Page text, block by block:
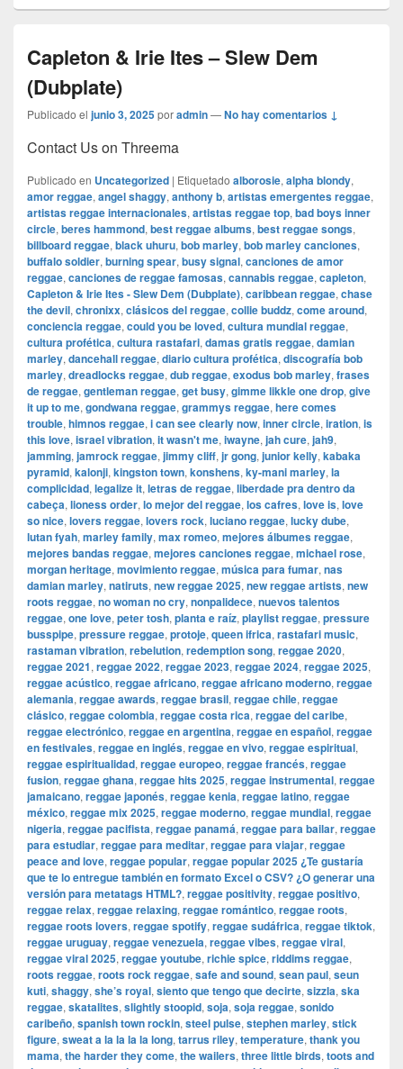
Capleton & Irie Ites – Slew Dem
(Dubplate)
Publicado el junio 3, 2025poradmin—No hay comentarios ↓
Contact Us on Threema
Publicado en Uncategorized | Etiquetado alborosie, alpha blondy,
amor reggae, angel shaggy, anthony b, artistas emergentes reggae,
artistas reggae internacionales, artistas reggae top, bad boys inner
circle, beres hammond, best reggae albums, best reggae songs,
billboard reggae, black uhuru, bob marley, bob marley canciones,
buffalo soldier, burning spear, busy signal, canciones de amor
reggae, canciones de reggae famosas, cannabis reggae, capleton,
Capleton & Irie Ites - Slew Dem (Dubplate), caribbean reggae, chase
the devil, chronixx, clásicos del reggae, collie buddz, come around,
conciencia reggae, could you be loved, cultura mundial reggae,
cultura profética, cultura rastafari, damas gratis reggae, damian
marley, dancehall reggae, diario cultura profética, discografía bob
marley, dreadlocks reggae, dub reggae, exodus bob marley, frases
de reggae, gentleman reggae, get busy, gimme likkle one drop, give
it up to me, gondwana reggae, grammys reggae, here comes
trouble, himnos reggae, i can see clearly now, inner circle, iration, is
this love, israel vibration, it wasn't me, iwayne, jah cure, jah9,
jamming, jamrock reggae, jimmy cliff, jr gong, junior kelly, kabaka
pyramid, kalonji, kingston town, konshens, ky-mani marley, la
complicidad, legalize it, letras de reggae, liberdade pra dentro da
cabeça, lioness order, lo mejor del reggae, los cafres, love is, love
so nice, lovers reggae, lovers rock, luciano reggae, lucky dube,
lutan fyah, marley family, max romeo, mejores álbumes reggae,
mejores bandas reggae, mejores canciones reggae, michael rose,
morgan heritage, movimiento reggae, música para fumar, nas
damian marley, natiruts, new reggae 2025, new reggae artists, new
roots reggae, no woman no cry, nonpalidece, nuevos talentos
reggae, one love, peter tosh, planta e raíz, playlist reggae, pressure
busspipe, pressure reggae, protoje, queen ifrica, rastafari music,
rastaman vibration, rebelution, redemption song, reggae 2020,
reggae 2021, reggae 2022, reggae 2023, reggae 2024, reggae 2025,
reggae acústico, reggae africano, reggae africano moderno, reggae
alemania, reggae awards, reggae brasil, reggae chile, reggae
clásico, reggae colombia, reggae costa rica, reggae del caribe,
reggae electrónico, reggae en argentina, reggae en español, reggae
en festivales, reggae en inglés, reggae en vivo, reggae espiritual,
reggae espiritualidad, reggae europeo, reggae francés, reggae
fusion, reggae ghana, reggae hits 2025, reggae instrumental, reggae
jamaicano, reggae japonés, reggae kenia, reggae latino, reggae
méxico, reggae mix 2025, reggae moderno, reggae mundial, reggae
nigeria, reggae pacifista, reggae panamá, reggae para bailar, reggae
para estudiar, reggae para meditar, reggae para viajar, reggae
peace and love, reggae popular, reggae popular 2025 ¿Te gustaría
que te lo entregue también en formato Excel o CSV? ¿O generar una
versión para metatags HTML?, reggae positivity, reggae positivo,
reggae relax, reggae relaxing, reggae romántico, reggae roots,
reggae roots lovers, reggae spotify, reggae sudáfrica, reggae tiktok,
reggae uruguay, reggae venezuela, reggae vibes, reggae viral,
reggae viral 2025, reggae youtube, richie spice, riddims reggae,
roots reggae, roots rock reggae, safe and sound, sean paul, seun
kuti, shaggy, she’s royal, siento que tengo que decirte, sizzla, ska
reggae, skatalites, slightly stoopid, soja, soja reggae, sonido
caribeño, spanish town rockin, steel pulse, stephen marley, stick
figure, sweat a la la la la long, tarrus riley, temperature, thank you
mama, the harder they come, the wailers, three little birds, toots and